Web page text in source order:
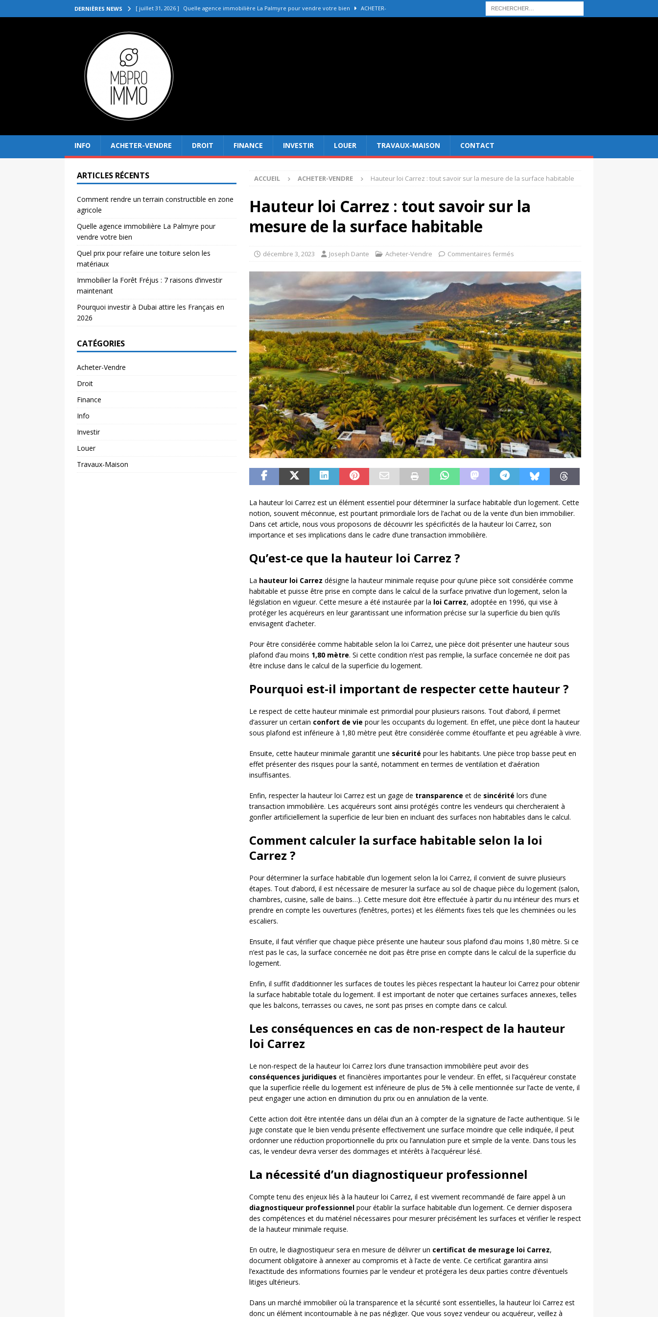
DERNIÈRES NEWS [ juillet 31, 2026 ] Quelle agence immobilière La Palmyre pour vendre votre bien ACHETER-
[ juillet 27, 2026 ]
[ juillet 23, 2026 ]
[ juillet 19, 2026 ]
[ août 4, 2026 ]
INFO ACHETER-VENDRE DROIT FINANCE INVESTIR LOUER TRAVAUX-MAISON CONTACT
ACCUEIL ACHETER-VENDRE Hauteur loi Carrez : tout savoir sur la mesure de la surface habitable
Hauteur loi Carrez : tout savoir sur la
mesure de la surface habitable
décembre 3, 2023 Joseph Dante Acheter-Vendre Commentaires fermés
La hauteur loi Carrez est un élément essentiel pour déterminer la surface habitable d’un logement. Cette
notion, souvent méconnue, est pourtant primordiale lors de l’achat ou de la vente d’un bien immobilier.
Dans cet article, nous vous proposons de découvrir les spécificités de la hauteur loi Carrez, son
importance et ses implications dans le cadre d’une transaction immobilière.
Qu’est-ce que la hauteur loi Carrez ?
La hauteur loi Carrez désigne la hauteur minimale requise pour qu’une pièce soit considérée comme
habitable et puisse être prise en compte dans le calcul de la surface privative d’un logement, selon la
législation en vigueur. Cette mesure a été instaurée par la loi Carrez, adoptée en 1996, qui vise à
protéger les acquéreurs en leur garantissant une information précise sur la superficie du bien qu’ils
envisagent d’acheter.
Pour être considérée comme habitable selon la loi Carrez, une pièce doit présenter une hauteur sous
plafond d’au moins 1,80 mètre. Si cette condition n’est pas remplie, la surface concernée ne doit pas
être incluse dans le calcul de la superficie du logement.
Pourquoi est-il important de respecter cette hauteur ?
Le respect de cette hauteur minimale est primordial pour plusieurs raisons. Tout d’abord, il permet
d’assurer un certain confort de vie pour les occupants du logement. En effet, une pièce dont la hauteur
sous plafond est inférieure à 1,80 mètre peut être considérée comme étouffante et peu agréable à vivre.
Ensuite, cette hauteur minimale garantit une sécurité pour les habitants. Une pièce trop basse peut en
effet présenter des risques pour la santé, notamment en termes de ventilation et d’aération
insuffisantes.
Enfin, respecter la hauteur loi Carrez est un gage de transparence et de sincérité lors d’une
transaction immobilière. Les acquéreurs sont ainsi protégés contre les vendeurs qui chercheraient à
gonfler artificiellement la superficie de leur bien en incluant des surfaces non habitables dans le calcul.
Comment calculer la surface habitable selon la loi
Carrez ?
Pour déterminer la surface habitable d’un logement selon la loi Carrez, il convient de suivre plusieurs
étapes. Tout d’abord, il est nécessaire de mesurer la surface au sol de chaque pièce du logement (salon,
chambres, cuisine, salle de bains…). Cette mesure doit être effectuée à partir du nu intérieur des murs et
prendre en compte les ouvertures (fenêtres, portes) et les éléments fixes tels que les cheminées ou les
escaliers.
Ensuite, il faut vérifier que chaque pièce présente une hauteur sous plafond d’au moins 1,80 mètre. Si ce
n’est pas le cas, la surface concernée ne doit pas être prise en compte dans le calcul de la superficie du
logement.
Enfin, il suffit d’additionner les surfaces de toutes les pièces respectant la hauteur loi Carrez pour obtenir
la surface habitable totale du logement. Il est important de noter que certaines surfaces annexes, telles
que les balcons, terrasses ou caves, ne sont pas prises en compte dans ce calcul.
Les conséquences en cas de non-respect de la hauteur
loi Carrez
Le non-respect de la hauteur loi Carrez lors d’une transaction immobilière peut avoir des
conséquences juridiques et financières importantes pour le vendeur. En effet, si l’acquéreur constate
que la superficie réelle du logement est inférieure de plus de 5% à celle mentionnée sur l’acte de vente, il
peut engager une action en diminution du prix ou en annulation de la vente.
Cette action doit être intentée dans un délai d’un an à compter de la signature de l’acte authentique. Si le
juge constate que le bien vendu présente effectivement une surface moindre que celle indiquée, il peut
ordonner une réduction proportionnelle du prix ou l’annulation pure et simple de la vente. Dans tous les
cas, le vendeur devra verser des dommages et intérêts à l’acquéreur lésé.
La nécessité d’un diagnostiqueur professionnel
Compte tenu des enjeux liés à la hauteur loi Carrez, il est vivement recommandé de faire appel à un
diagnostiqueur professionnelpour établir la surface habitable d’un logement. Ce dernier disposera
des compétences et du matériel nécessaires pour mesurer précisément les surfaces et vérifier le respect
de la hauteur minimale requise.
En outre, le diagnostiqueur sera en mesure de délivrer un certificat de mesurage loi Carrez,
document obligatoire à annexer au compromis et à l’acte de vente. Ce certificat garantira ainsi
l’exactitude des informations fournies par le vendeur et protégera les deux parties contre d’éventuels
litiges ultérieurs.
Dans un marché immobilier où la transparence et la sécurité sont essentielles, la hauteur loi Carrez est
donc un élément incontournable à ne pas négliger. Que vous soyez vendeur ou acquéreur, veillez à
ARTICLES RÉCENTS
Comment rendre un terrain constructible en zone
agricole
Quelle agence immobilière La Palmyre pour
vendre votre bien
Quel prix pour refaire une toiture selon les
matériaux
Immobilier la Forêt Fréjus : 7 raisons d’investir
maintenant
Pourquoi investir à Dubai attire les Français en
2026
CATÉGORIES
Acheter-Vendre
Droit
Finance
Info
Investir
Louer
Travaux-Maison